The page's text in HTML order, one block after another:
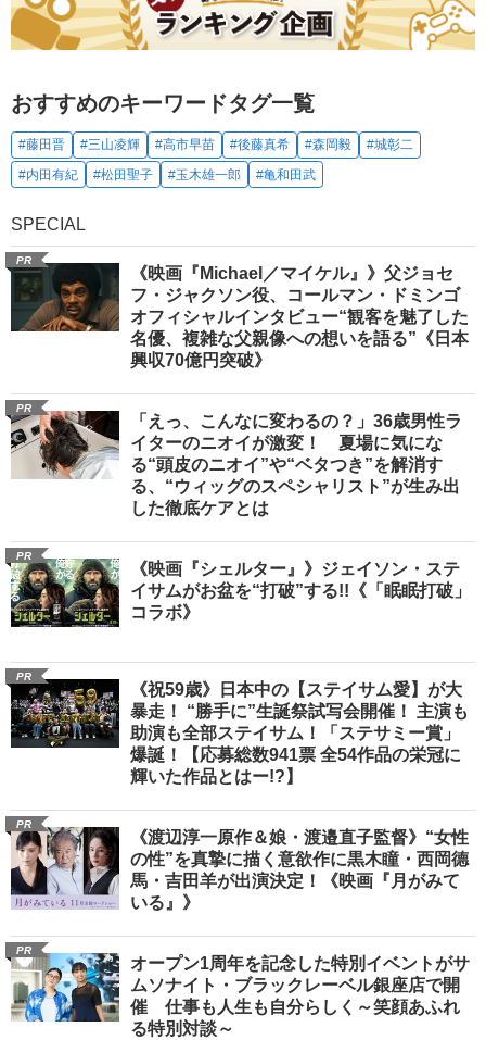
おすすめのキーワードタグ一覧
#藤田晋 #三山凌輝 #高市早苗 #後藤真希 #森岡毅
#城彰二
#内田有紀
#松田聖子 #玉木雄一郎 #亀和田武
SPECIAL
PR
《映画『Michael／マイケル』》父ジョセ
フ・ジャクソン役、コールマン・ドミンゴ
オフィシャルインタビュー“観客を魅了した
名優、複雑な父親像への想いを語る”《日本
興収70億円突破》
PR
「えっ、こんなに変わるの？」36歳男性ラ
イターのニオイが激変！ 夏場に気にな
る“頭皮のニオイ”や“ベタつき”を解消す
る、“ウィッグのスペシャリスト”が生み出
した徹底ケアとは
PR
《映画『シェルター』》ジェイソン・ステ
イサムがお盆を“打破”する!!《「眠眠打破」
コラボ》
PR
《祝59歳》日本中の【ステイサム愛】が大
暴走！ “勝手に”生誕祭試写会開催！ 主演も
助演も全部ステイサム！「ステサミー賞」
爆誕！【応募総数941票 全54作品の栄冠に
輝いた作品とはー!?】
PR
《渡辺淳一原作＆娘・渡邉直子監督》“女性
の性”を真摯に描く意欲作に黒木瞳・西岡德
馬・吉田羊が出演決定！《映画『月がみて
いる』》
PR
オープン1周年を記念した特別イベントがサ
ムソナイト・ブラックレーベル銀座店で開
催 仕事も人生も自分らしく～笑顔あふれ
る特別対談～